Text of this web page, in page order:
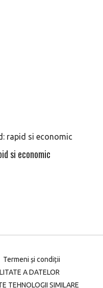
si economic
Termeni și condiții
A DATELOR
TEHNOLOGII SIMILARE